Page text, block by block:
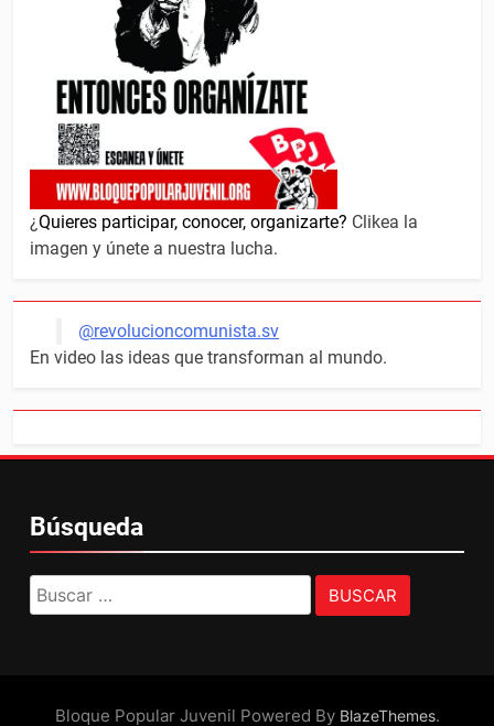
¿Quieres participar, conocer, organizarte? Clikea la
imagen y únete a nuestra lucha.
@revolucioncomunista.sv
En video las ideas que transforman al mundo.
Búsqueda
Buscar:
Bloque Popular Juvenil Powered By BlazeThemes.